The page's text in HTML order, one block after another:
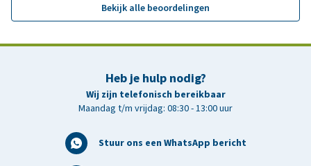
Bekijk alle beoordelingen
Heb je hulp nodig?
Wij zijn telefonisch bereikbaar
Maandag t/m vrijdag: 08:30 - 13:00 uur
Stuur ons een WhatsApp bericht